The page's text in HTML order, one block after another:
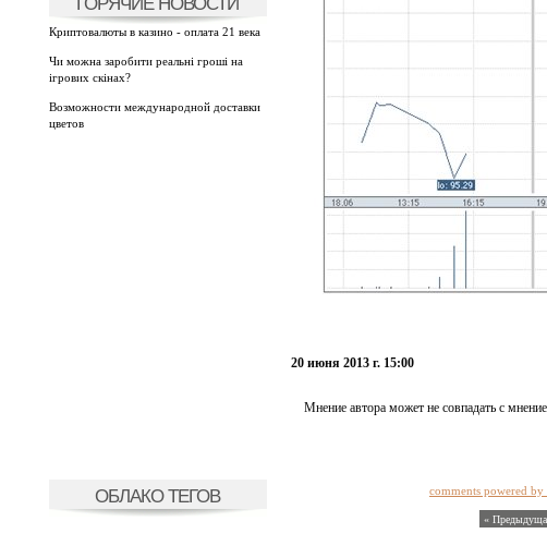
Криптовалюты в казино - оплата 21 века
Чи можна заробити реальні гроші на
ігрових скінах?
Возможности международной доставки
цветов
ОБЛАКО ТЕГОВ
20 июня 2013 г. 15:00
Мнение автора может не совпадать с
comments powered
«